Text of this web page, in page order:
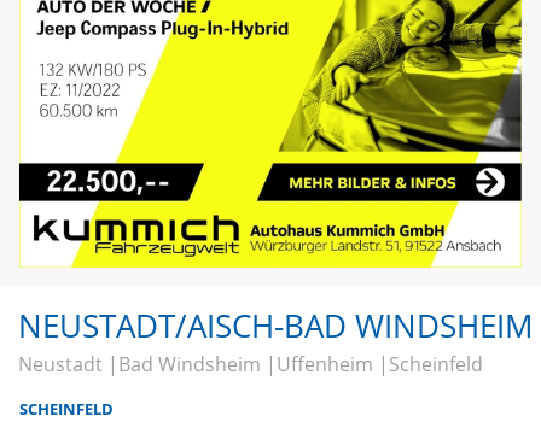
NEUSTADT/AISCH-BAD WINDSHEIM
Neustadt Bad Windsheim Uffenheim Scheinfeld
SCHEINFELD